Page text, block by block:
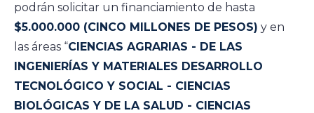
podrán solicitar un financiamiento de hasta
$5.000.000 (CINCO MILLONES DE PESOS) y en
las áreas “CIENCIAS AGRARIAS - DE LAS
INGENIERÍAS Y MATERIALES DESARROLLO
TECNOLÓGICO Y SOCIAL - CIENCIAS
BIOLÓGICAS Y DE LA SALUD - CIENCIAS